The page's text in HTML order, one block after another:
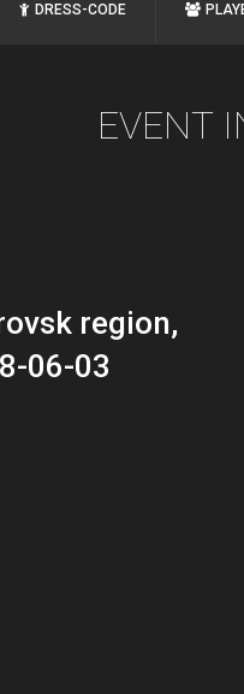
DRESS-CODE
EVENT
region,
06-03